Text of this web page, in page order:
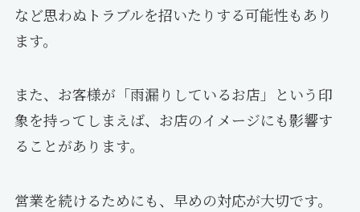
など思わぬトラブルを招いたりする可能性もあり
ます。
また、お客様が「雨漏りしているお店」という印
象を持ってしまえば、お店のイメージにも影響す
ることがあります。
営業を続けるためにも、早めの対応が大切です。